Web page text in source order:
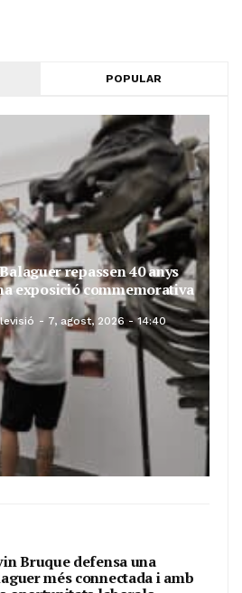
POPULAR
repassen 40 anys
exposició commemorativa
7, agost, 2026 - 14:40
Bruque defensa una
més connectada i amb